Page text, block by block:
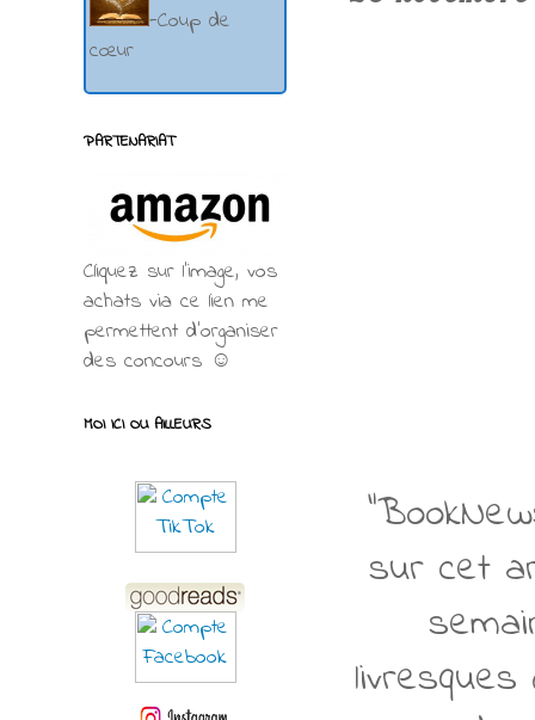
sur cet
-Coup de
cœur
PARTENARIAT
Cliquez sur l'image, vos
achats via ce lien me
permettent d’organiser
des concours ☺
MOI ICI OU AILLEURS